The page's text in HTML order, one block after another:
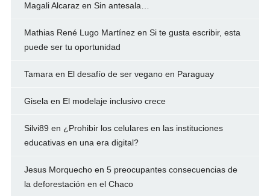
Magali Alcarazen Sin antesala…
Mathias René Lugo Martínezen Si te gusta escribir, esta
puede ser tu oportunidad
Tamara en El desafío de ser vegano en Paraguay
Gisela en El modelaje inclusivo crece
Silvi89 en ¿Prohibir los celulares en las instituciones
educativas en una era digital?
Jesus Morquechoen 5 preocupantes consecuencias de
la deforestación en el Chaco